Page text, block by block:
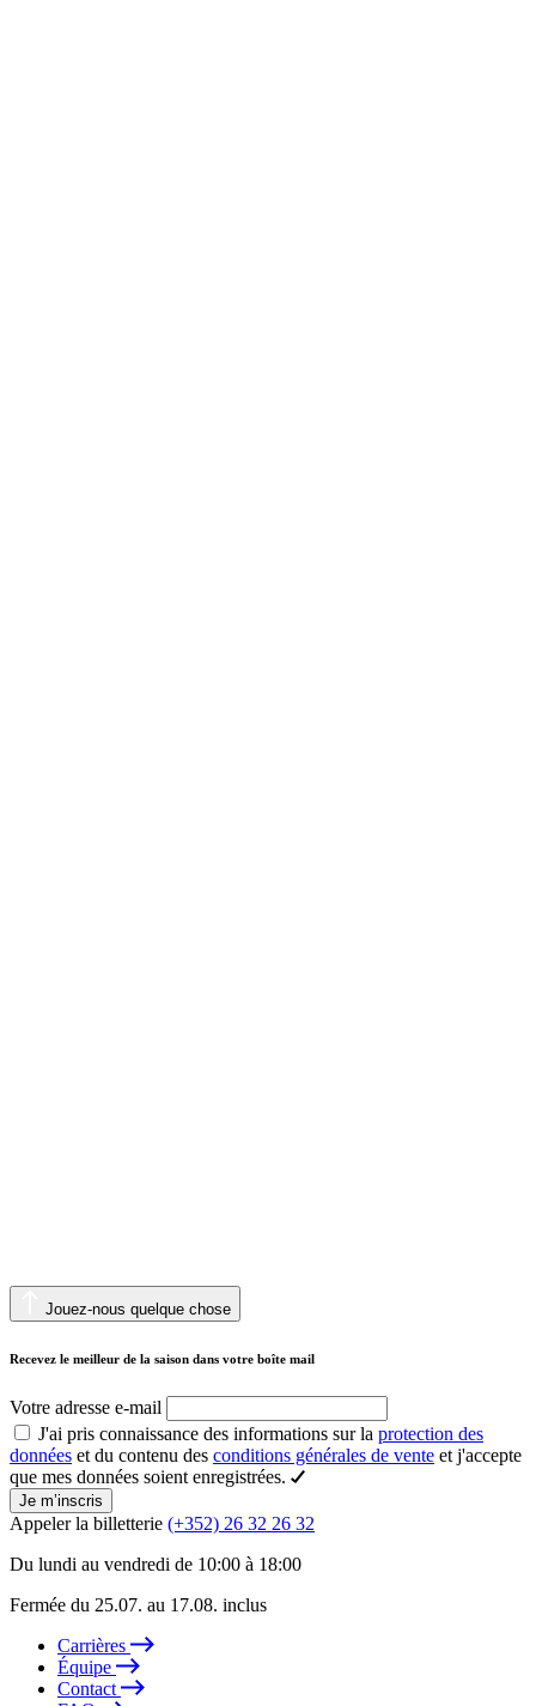
Jouez-nous quelque chose
Recevez le meilleur de la saison dans votre boîte mail
Votre adresse e-mail
J'ai pris connaissance des informations sur la protection des
données et du contenu des conditions générales de vente et j'accepte
que mes données soient enregistrées.
Je m’inscris
Appeler la billetterie (+352) 26 32 26 32
Du lundi au vendredi de 10:00 à 18:00
Fermée du 25.07. au 17.08. inclus
Carrières
Équipe
Contact